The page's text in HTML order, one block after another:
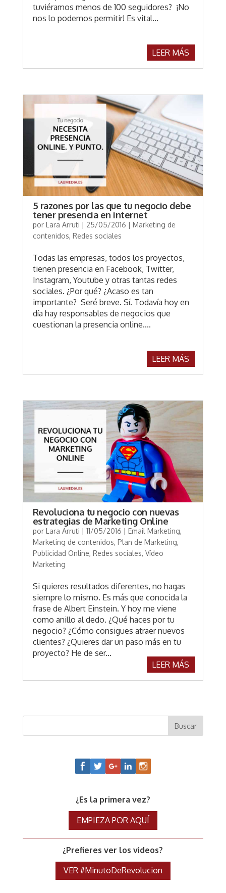
tuviéramos menos de 100 seguidores? ¡No
nos lo podemos permitir! Es vital...
LEER MÁS
5 razones por las que tu negocio debe
tener presencia en internet
por Lara Arruti | 25/05/2016 | Marketing de
contenidos, Redes sociales
Todas las empresas, todos los proyectos,
tienen presencia en Facebook, Twitter,
Instagram, Youtube y otras tantas redes
sociales. ¿Por qué? ¿Acaso es tan
importante? Seré breve. Sí. Todavía hoy en
día hay responsables de negocios que
cuestionan la presencia online....
LEER MÁS
Revoluciona tu negocio con nuevas
estrategias de Marketing Online
por Lara Arruti | 11/05/2016 | Email Marketing,
Marketing de contenidos, Plan de Marketing,
Publicidad Online, Redes sociales, Vídeo
Marketing
Si quieres resultados diferentes, no hagas
siempre lo mismo. Es más que conocida la
frase de Albert Einstein. Y hoy me viene
como anillo al dedo. ¿Qué haces por tu
negocio? ¿Cómo consigues atraer nuevos
clientes? ¿Quieres dar un paso más en tu
proyecto? He de ser...
LEER MÁS
¿Es la primera vez?
EMPIEZA POR AQUÍ
¿Prefieres ver los videos?
VER #MinutoDeRevolucion